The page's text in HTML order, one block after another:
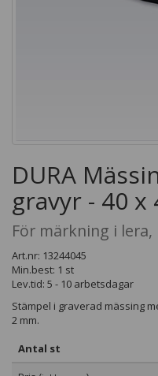
DURA
gravyr - 40 x
För märkning i
Art.nr: 13244045
Min.best: 1 st
Lev.tid: 5 - 10 arbetsdagar
Stämpel i graverad mässing
2 mm.
Antal st